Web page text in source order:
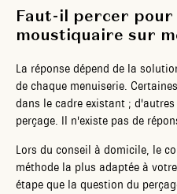
Faut-il percer pour
moustiquaire sur
La réponse dépend de la
de chaque menuiserie.
dans le cadre existant ;
perçage. Il n'existe pas de
Lors du conseil à domicile, le
méthode la plus adaptée à
étape que la question du